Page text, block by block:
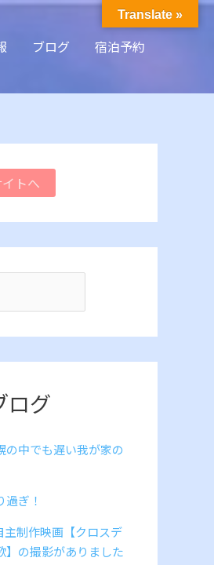
ブログ 宿泊予約
トへ
ログ
中でも遅い我が家の
ぎ！
制作映画【クロスデ
】の撮影がありました
Translate »